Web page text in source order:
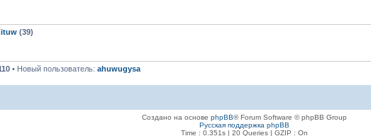
в отпуск
(39)
• Новый пользователь: ahuwugysa
Создано на основе phpBB® Forum Software © phpBB Group
Русская поддержка phpBB
Time : 0.351s | 20 Queries | GZIP : On